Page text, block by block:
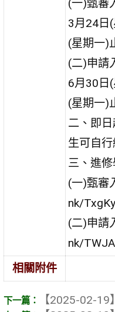
(一)甄審
3月24日
(星期一)
(二)申請
6月30日
(星期一)
二、即
生可自
三、進修
(一)甄審
nk/TxgKy
(二)申請
nk/
相關附件
【2025-02-19】